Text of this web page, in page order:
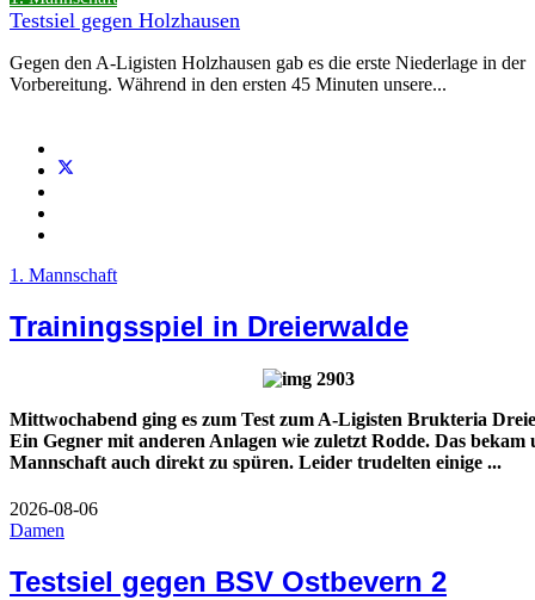
Testsiel gegen Holzhausen
Gegen den A-Ligisten Holzhausen gab es die erste Niederlage in der
Vorbereitung. Während in den ersten 45 Minuten unsere...
1. Mannschaft
Trainingsspiel in Dreierwalde
Mittwochabend ging es zum Test zum A-Ligisten Brukteria
Ein Gegner mit anderen Anlagen wie zuletzt Rodde. Das bekam
Mannschaft auch direkt zu spüren. Leider trudelten einige ...
2026-08-06
Damen
Testsiel gegen BSV Ostbevern 2